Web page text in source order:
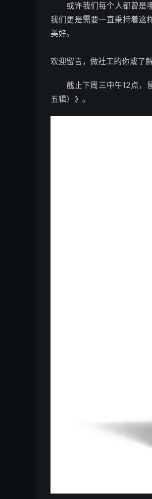
或许我们每个人都曾是
我们更是需要一直秉持着这
美好。
欢迎留言，做社工的你或了
截止下周三中午12点，
五辑）》。